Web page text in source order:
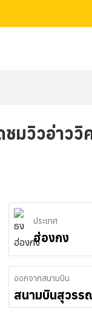
มวิวอ่าววิ
ประเทศ
ฮ่องกง
ออกจากสนามบิน
สนามบินสุวรร